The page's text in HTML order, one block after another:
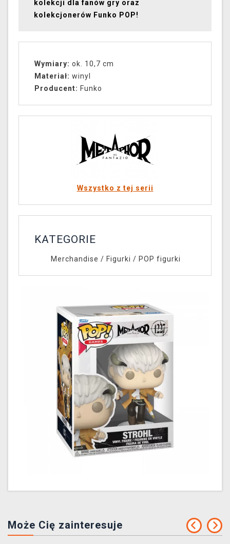
kolekcji dla fanów gry oraz
kolekcjonerów Funko POP!
Wymiary: ok. 10,7 cm
Materiał: winyl
Producent: Funko
Wszystko z tej serii
KATEGORIE
Merchandise / Figurki / POP figurki
Może Cię zainteresuje